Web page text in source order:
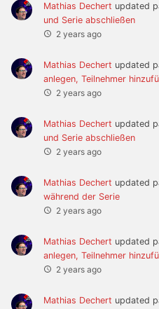
Mathias Dechert updated
und Serie abschließen
2 years ago
Mathias Dechert updated
anlegen, Teilnehmer
2 years ago
Mathias Dechert updated
und Serie abschließen
2 years ago
Mathias Dechert updated
während der Serie
2 years ago
Mathias Dechert updated
anlegen, Teilnehmer
2 years ago
Mathias Dechert updated